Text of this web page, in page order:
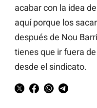
acabar con la idea
aquí porque los
después de Nou
tienes que ir fuera
desde el sindicato.